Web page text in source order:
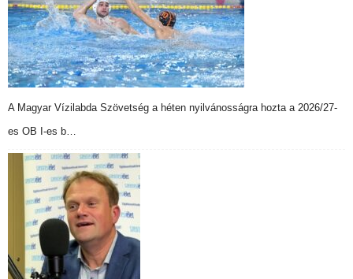
A Magyar Vízilabda Szövetség a héten nyilvánosságra hozta a 2026/27-
es OB I-es b…